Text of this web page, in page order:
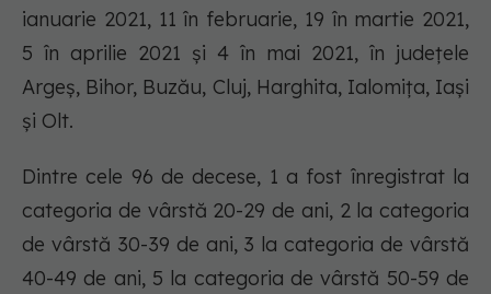
ianuarie 2021, 11 în februarie, 19 în martie 2021,
5 în aprilie 2021 și 4 în mai 2021, în județele
Argeș, Bihor, Buzău, Cluj, Harghita, Ialomița, Iași
și Olt.
Dintre cele 96 de decese, 1 a fost înregistrat la
categoria de vârstă 20-29 de ani, 2 la categoria
de vârstă 30-39 de ani, 3 la categoria de vârstă
40-49 de ani, 5 la categoria de vârstă 50-59 de